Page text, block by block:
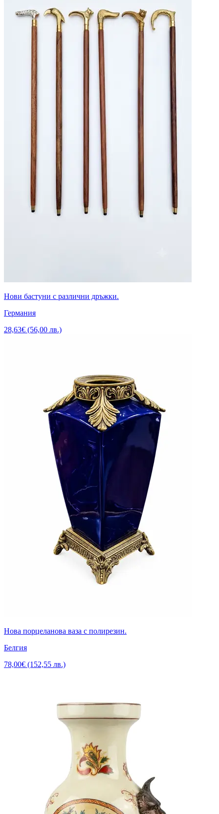
Нови бастуни с различни дръжки.
Германия
28,63€ (56,00 лв.)
Нова порцеланова ваза с полирезин.
Белгия
78,00€ (152,55 лв.)